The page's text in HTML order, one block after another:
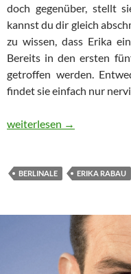
doch gegenüber, stellt
kannst du dir gleich
zu wissen, dass Erika
Bereits in den ersten
getroffen werden.
findet sie einfach nur
Erika Rabau: Ich bin ein Du
weiterlesen →
BERLINALE ERIKA RABAU